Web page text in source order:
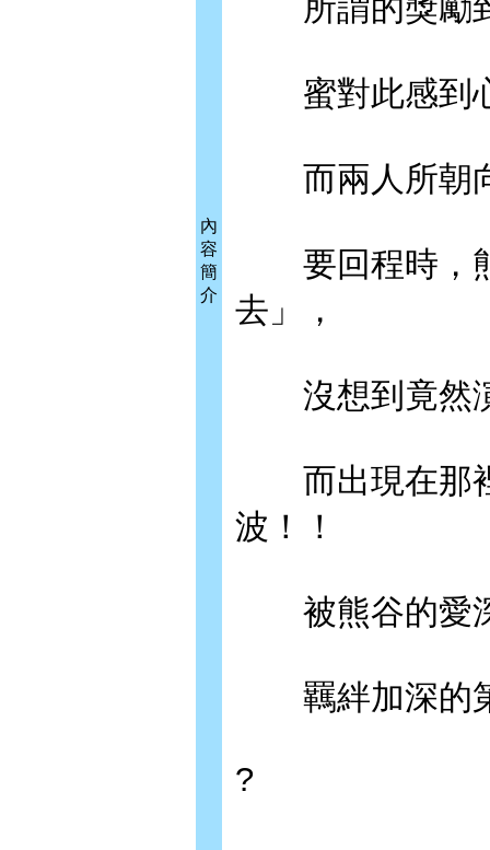
內
容
簡
介
所謂的獎勵
蜜對此感到
而兩人所朝
要回程時，熊
去」，
沒想到竟然
而出現在那
波！！
被熊谷的愛
羈絆加深的
?